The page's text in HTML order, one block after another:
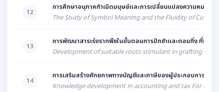
12
การศึกษาอนุภาคกำเนิดมนุษย์และการเปลี่ยนแปลงความหมาย
The Study of Symbol Meaning and the Fluidity of
13
การพัฒนาสารเร่งรากพืชในขั้นตอนการปักชำและตอนกิ่ง ที่เหม
Development of suitable roots stimulant in grafting and
14
การเสริมสร้างศักยภาพทางบัญชีและภาษีของผู้ประกอบการวิสา
Knowledge development in accounting and tax For